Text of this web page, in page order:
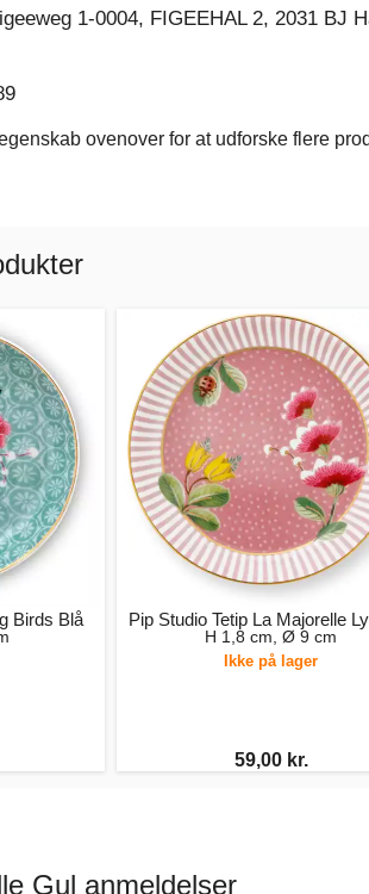
1-0004, FIGEEHAL 2, 2031 BJ
ovenover for at udforske flere
Birds Blå Pip Studio Tetip La Majorelle
H 1,8 cm, Ø 9 cm
Ikke på lager
59,00 kr.
Gul anmeldelser